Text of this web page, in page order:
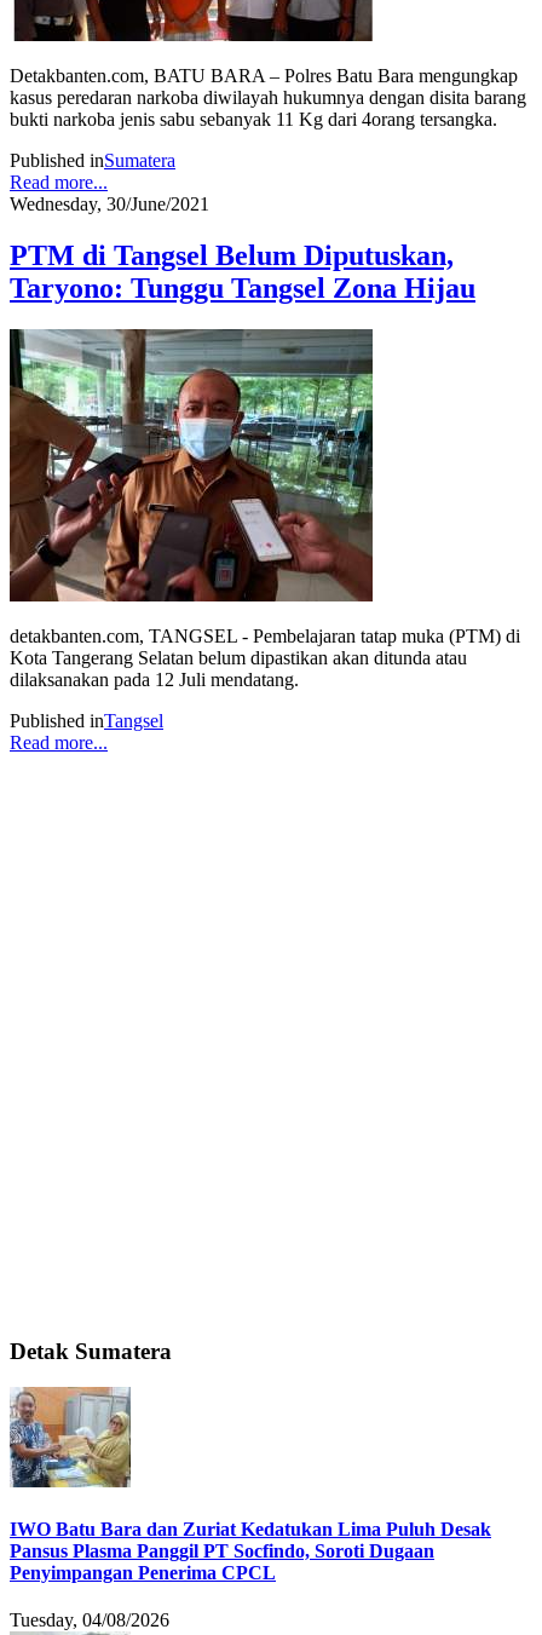
Detakbanten.com, BATU BARA – Polres Batu Bara mengungkap
kasus peredaran narkoba diwilayah hukumnya dengan disita barang
bukti narkoba jenis sabu sebanyak 11 Kg dari 4orang tersangka.
Published inSumatera
Read more...
Wednesday, 30/June/2021
PTM di Tangsel Belum Diputuskan,
Taryono: Tunggu Tangsel Zona Hijau
detakbanten.com, TANGSEL - Pembelajaran tatap muka (PTM) di
Kota Tangerang Selatan belum dipastikan akan ditunda atau
dilaksanakan pada 12 Juli mendatang.
Published inTangsel
Read more...
Detak Sumatera
IWO Batu Bara dan Zuriat Kedatukan Lima Puluh Desak
Pansus Plasma Panggil PT Socfindo, Soroti Dugaan
Penyimpangan Penerima CPCL
Tuesday, 04/08/2026